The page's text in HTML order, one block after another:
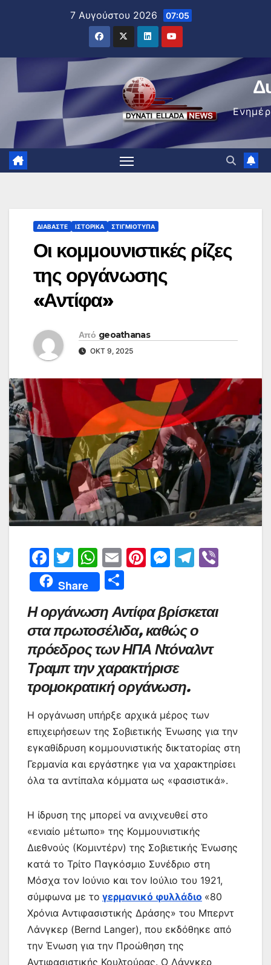
7 Αυγούστου 2026 07:05
ΔΙΑΒΆΣΤΕ ΙΣΤΟΡΙΚΆ ΣΤΙΓΜΙΌΤΥΠΑ
Οι κομμουνιστικές ρίζες
της οργάνωσης
«Αντίφα»
Από geoathanas
ΟΚΤ 9, 2025
F
a
c
e
b
o
o
k
T
w
itt
er
W
h
at
s
A
p
p
E
m
ai
l
Pi
e
st
M
s
e
n
g
er
T
gr
a
m
Share
ρ
α
σ
τε
ίτ
ε
Η οργάνωση Αντίφα βρίσκεται
στα πρωτοσέλιδα, καθώς ο
πρόεδρος των ΗΠΑ Ντόναλντ
Τραμπ την χαρακτήρισε
τρομοκρατική οργάνωση.
Η οργάνωση υπήρξε αρχικά μέρος των
επιχειρήσεων της Σοβιετικής Ένωσης για την
εγκαθίδρυση κομμουνιστικής δικτατορίας στη
Γερμανία και εργάστηκε για να χαρακτηρίσει
όλα τα αντίπαλα κόμματα ως «φασιστικά».
Η ίδρυση της μπορεί να ανιχνευθεί στο
«ενιαίο μέτωπο» της Κομμουνιστικής
Διεθνούς (Κομιντέρν) της Σοβιετικής Ένωσης
κατά το Τρίτο Παγκόσμιο Συνέδριο στη
Μόσχα τον Ιούνιο και τον Ιούλιο του 1921,
σύμφωνα με το γερμανικό φυλλάδιο «80
Χρόνια Αντιφασιστικής Δράσης» του Μπερντ
Λάνγκερ (Bernd Langer), που εκδόθηκε από
την Ένωση για την Προώθηση της
Αντιφασιστικής Κουλτούρας. Ο Λάνγκερ